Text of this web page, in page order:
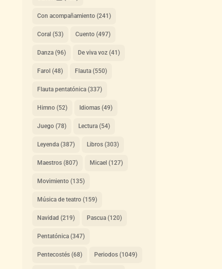
Con acompañamiento(241)
Coral (53) Cuento(497)
Danza(96) De viva voz(41)
Farol (48) Flauta(550)
Flauta pentatónica(337)
Himno(52) Idiomas(49)
Juego(78) Lectura(54)
Leyenda(387) Libros(303)
Maestros(807) Micael (127)
Movimiento(135)
Música de teatro(159)
Navidad (219) Pascua(120)
Pentatónica(347)
Pentecostés(68) Periodos(1049)